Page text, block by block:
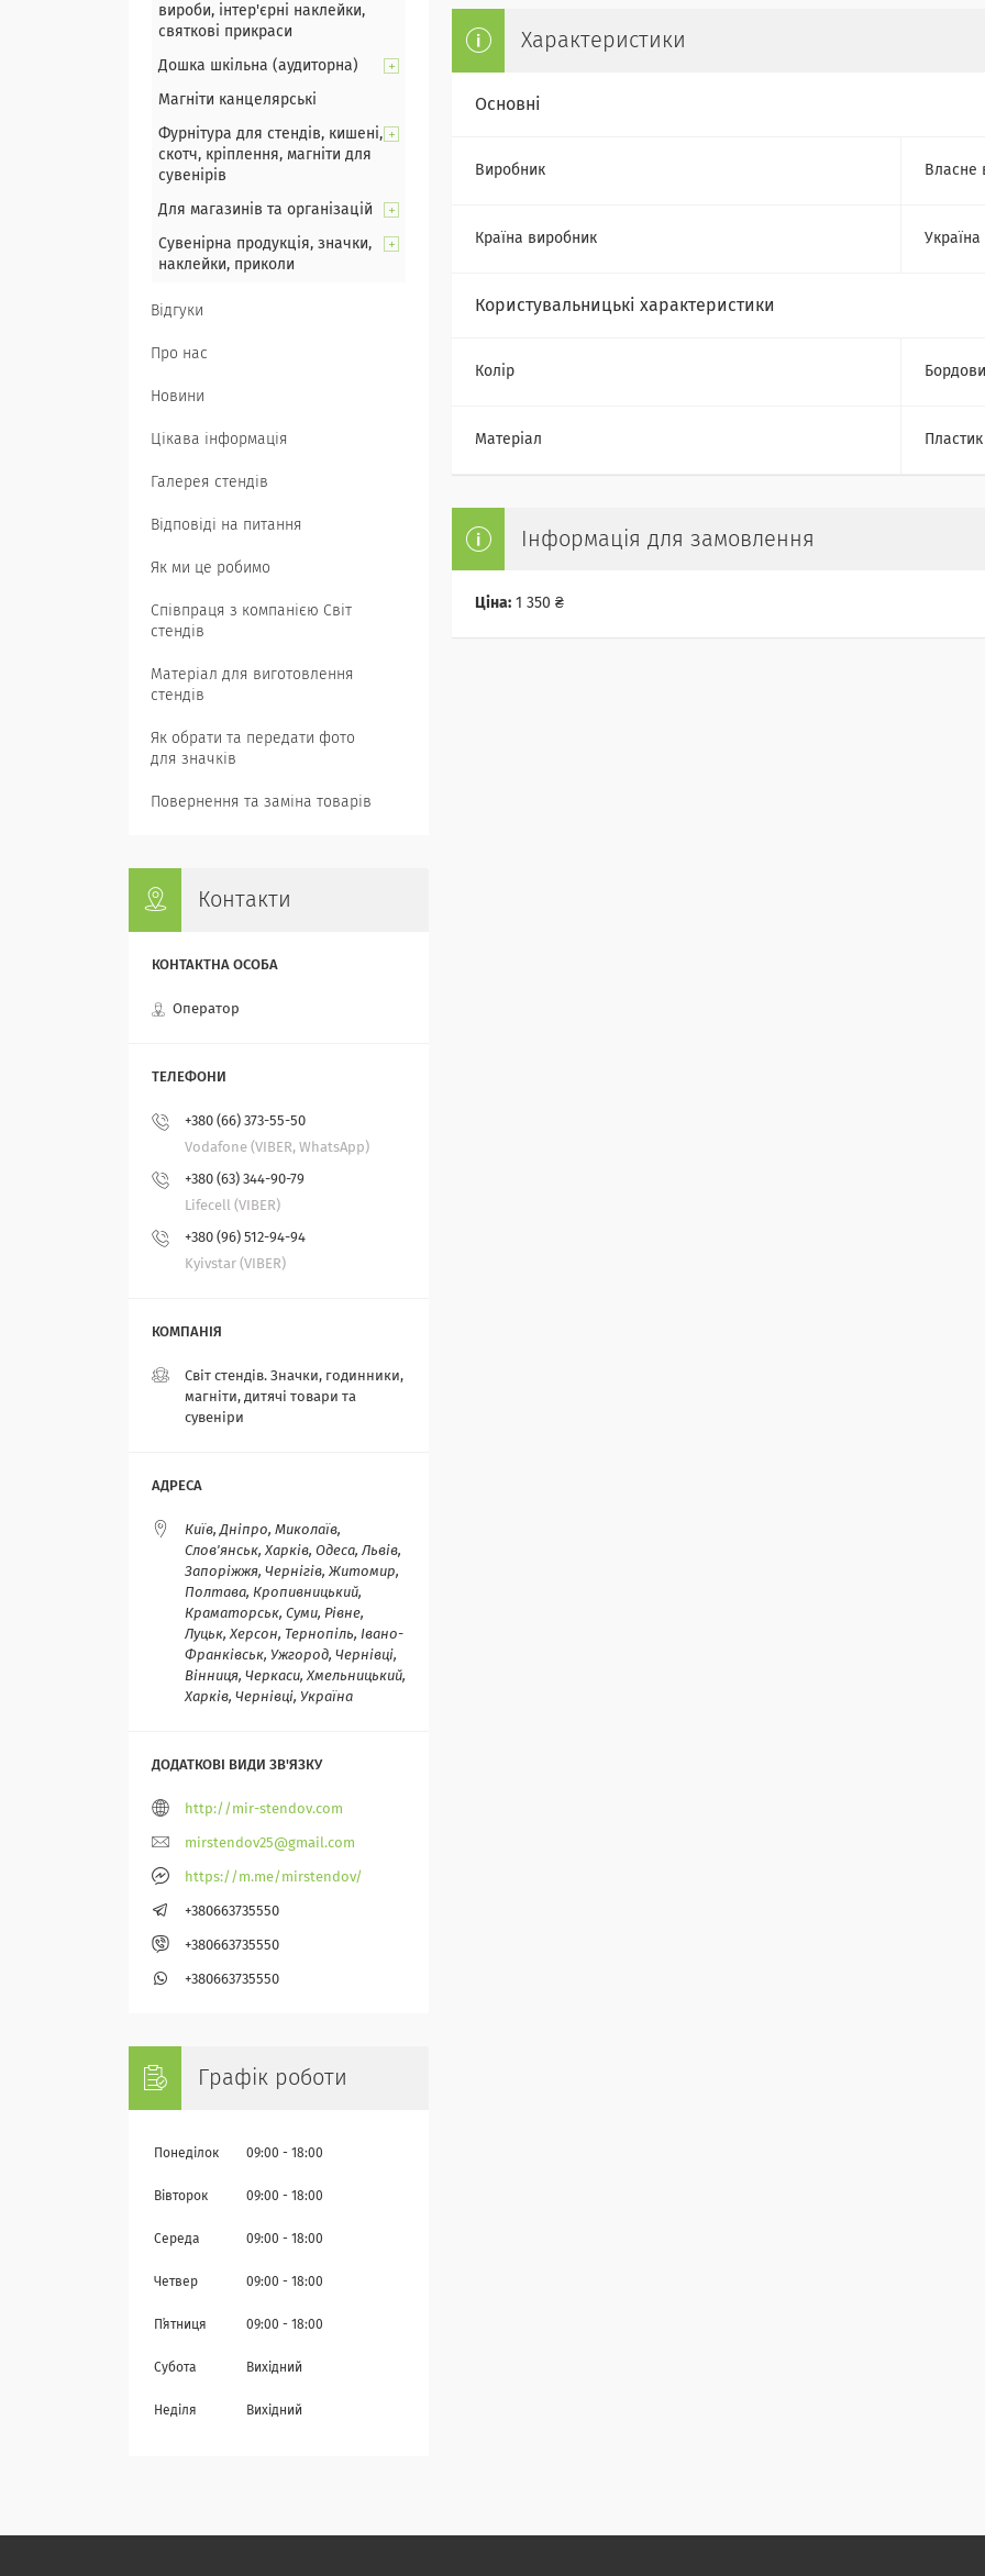
Характеристики
Основні
Виробник Власне
Країна виробник Україна
Користувальницькі характеристики
Колір
Матеріал Пластик
Інформація для замовлення
Ціна: 1 350 ₴
вироби, інтер'єрні наклейки,
святкові прикраси
Дошка шкільна (аудиторна)
Магніти канцелярські
Фурнітура для стендів, кишені,
скотч, кріплення, магніти для
сувенірів
Для магазинів та організацій
Сувенірна продукція, значки,
наклейки, приколи
Відгуки
Про нас
Новини
Цікава інформація
Галерея стендів
Відповіді на питання
Як ми це робимо
Співпраця з компанією Світ
стендів
Матеріал для виготовлення
стендів
Як обрати та передати фото
для значків
Повернення та заміна товарів
Контакти
Оператор
+380 (66) 373-55-50
Vodafone (VIBER, WhatsApp)
+380 (63) 344-90-79
Lifecell (VIBER)
+380 (96) 512-94-94
Kyivstar (VIBER)
Світ стендів. Значки, годинники,
магніти, дитячі товари та
сувеніри
Київ, Дніпро, Миколаїв,
Слов'янськ, Харків, Одеса, Львів,
Запоріжжя, Чернігів, Житомир,
Полтава, Кропивницький,
Краматорськ, Суми, Рівне,
Луцьк, Херсон, Тернопіль, Івано-
Франківськ, Ужгород, Чернівці,
Вінниця, Черкаси, Хмельницький,
Харків, Чернівці, Україна
http://mir-stendov.com
mirstendov25@gmail.com
https://m.me/mirstendov/
+380663735550
+380663735550
+380663735550
Графік роботи
Понеділок 09:00 18:00
Вівторок 09:00 18:00
Середа 09:00 18:00
Четвер 09:00 18:00
Пʼятниця 09:00 18:00
Субота Вихідний
Неділя Вихідний